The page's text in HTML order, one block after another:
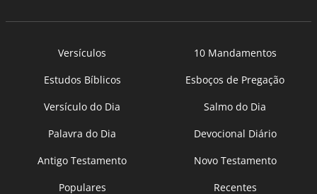
Versículos
10 Mandamentos
Estudos Bíblicos
Esboços de Pregação
Versículo do Dia
Salmo do Dia
Palavra do Dia
Devocional Diário
Antigo Testamento
Novo Testamento
Populares
Recentes